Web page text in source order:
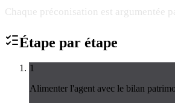
Chaque préconisation est argumentée
Étape par étape
1
Alimenter l'agent avec le bilan